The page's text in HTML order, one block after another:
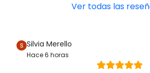
Ver todas las
Silvia Merello
Hace 6 horas